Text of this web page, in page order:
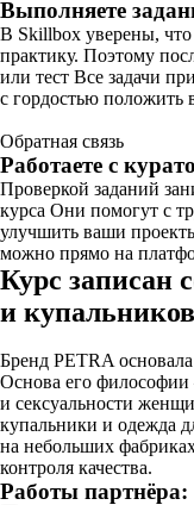
Выполняете
В Skillbox уверены, что
практику. Поэтому
или тест Все задачи
с гордостью положить
Обратная связь
Работаете с
Проверкой заданий
курса Они помогут с
улучшить ваши
можно прямо на
Курс записан
и
Бренд PETRA
Основа его философии
и сексуальности
купальники и одежда
на небольших
контроля качества.
Работы партнёра: